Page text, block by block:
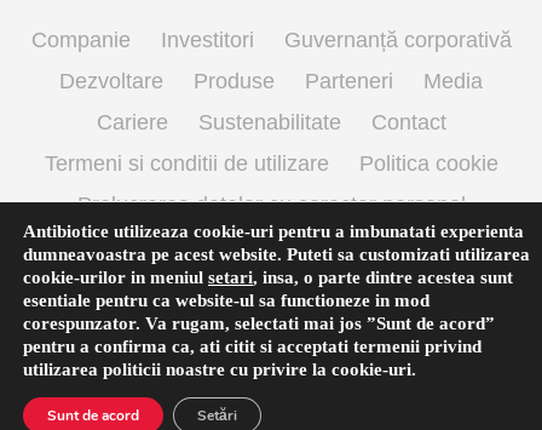
Companie Investitori
Guvernanță corporativă
Dezvoltare
Produse Parteneri
Media
Cariere
Sustenabilitate
Contact
Termeni si conditii de utilizare
Politica cookie
Prelucrarea datelor cu caracter personal
Antibiotice utilizeaza cookie-uri pentru a imbunatati experienta
dumneavoastra pe acest website. Puteti sa customizati utilizarea
cookie-urilor in meniul setari, insa, o parte dintre acestea sunt
esentiale pentru ca website-ul sa functioneze in mod
corespunzator. Va rugam, selectati mai jos ”Sunt de acord”
pentru a confirma ca, ati citit si acceptati termenii privind
utilizarea politicii noastre cu privire la cookie-uri.
Sunt de acord Setări
English(Engleză) Română